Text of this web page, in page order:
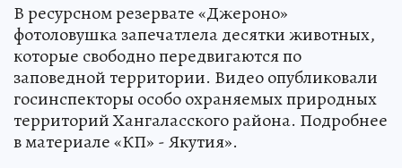
В ресурсном резервате «Джероно»
фотоловушка запечатлела десятки животных,
которые свободно передвигаются по
заповедной территории. Видео опубликовали
госинспекторы особо охраняемых природных
территорий Хангаласского района. Подробнее
в материале «КП» - Якутия».